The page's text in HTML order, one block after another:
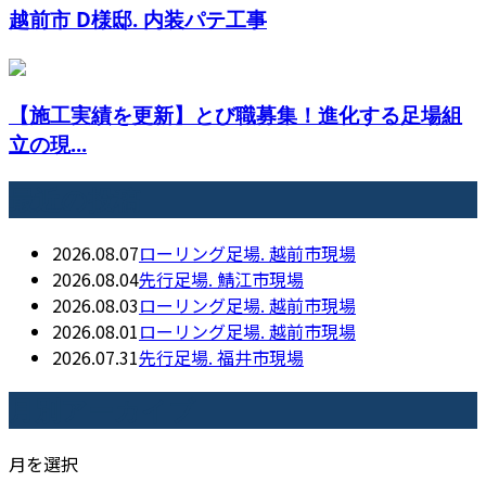
越前市 D様邸. 内装パテ工事
【施工実績を更新】とび職募集！進化する足場組
立の現...
2026.08.07ローリング足場. 越前市現場
2026.08.04先行足場. 鯖江市現場
2026.08.03ローリング足場. 越前市現場
2026.08.01ローリング足場. 越前市現場
2026.07.31先行足場. 福井市現場
月を選択